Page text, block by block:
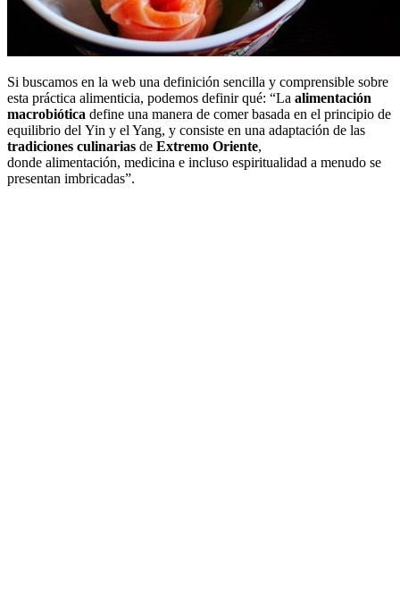
Si buscamos en la web una definición sencilla y comprensible sobre
esta práctica alimenticia, podemos definir qué: “La alimentación
macrobiótica define una manera de comer basada en el principio de
equilibrio del Yin y el Yang, y consiste en una adaptación de las
tradiciones culinarias de Extremo Oriente,
donde alimentación, medicina e incluso espiritualidad a menudo se
presentan imbricadas”.